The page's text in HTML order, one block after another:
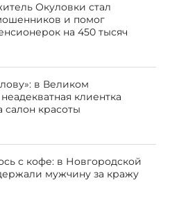
Окуловки стал
и помог
на 450 тысяч
в Великом
клиентка
салон красоты
с кофе: в Новгородской
мужчину за кражу